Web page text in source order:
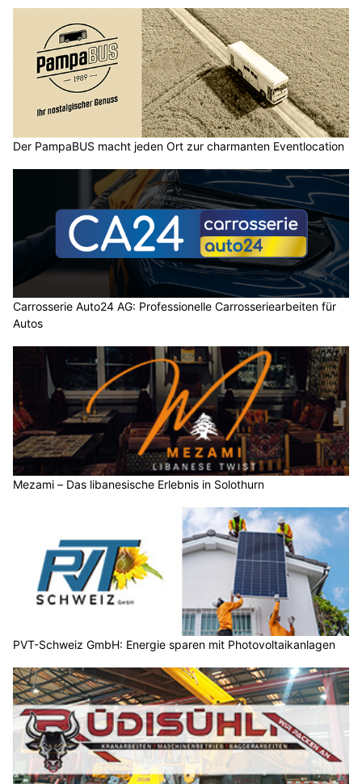
Der PampaBUS macht jeden Ort zur charmanten Eventlocation
Carrosserie Auto24 AG: Professionelle Carrosseriearbeiten für
Autos
Mezami – Das libanesische Erlebnis in Solothurn
PVT-Schweiz GmbH: Energie sparen mit Photovoltaikanlagen